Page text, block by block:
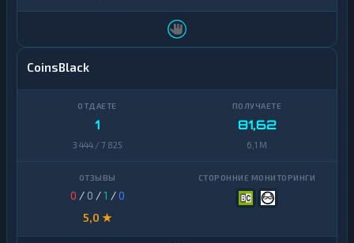
CoinsBlack
1
3 444 / 7 825
81,62
6,1 M
0 / 0 /1 /0
5,0 ★